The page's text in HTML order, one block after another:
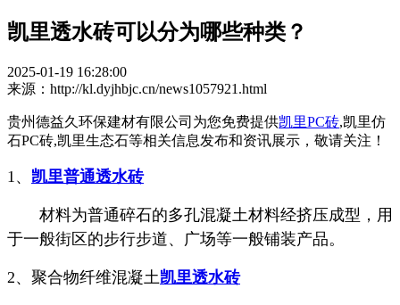
凯里透水砖可以分为哪些种类？
2025-01-19 16:28:00
来源：http://kl.dyjhbjc.cn/news1057921.html
贵州德益久环保建材有限公司为您免费提供凯里PC砖,凯里仿
石PC砖,凯里生态石等相关信息发布和资讯展示，敬请关注！
1、 凯里普通透水砖
材料为普通碎石的多孔混凝土材料经挤压成型，用
于一般街区的步行步道、广场等一般铺装产品。
2、聚合物纤维混凝土凯里透水砖